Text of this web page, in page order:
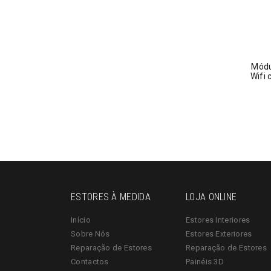
Wifi
ESTORES À MEDIDA
Início
Sobre Nós
Reparação de Estores
Contactos
LOJA ONLINE
Estores Interiores
Estores Exteriores
Reparação de Estores
Painéis 3D